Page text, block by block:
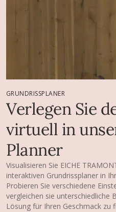
GRUNDRISSPLANER
Verlegen Sie
virtuell in
Planner
Visualisieren Sie EICHE
interaktiven Grundrissplaner in
Probieren Sie verschiedene
vergleichen sie unterschiedliche
Lösung für Ihren Geschmack zu